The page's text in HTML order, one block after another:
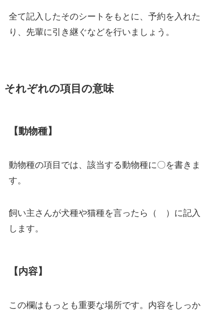
全て記入したそのシートをもとに、予約を入れた
り、先輩に引き継ぐなどを行いましょう。
それぞれの項目の意味
【動物種】
動物種の項目では、該当する動物種に〇を書きま
す。
飼い主さんが犬種や猫種を言ったら（ ）に記入
します。
【内容】
この欄はもっとも重要な場所です。内容をしっか